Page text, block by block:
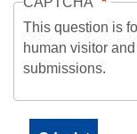
This question is
human visitor
submissions.